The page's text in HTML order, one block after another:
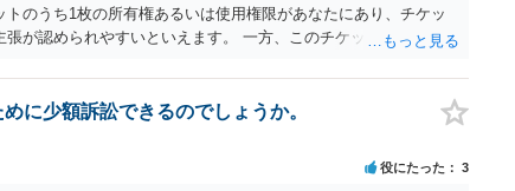
のうち1枚の所有権あるいは使用権限があなたにあり、チケッ
張が認められやすいといえます。 一方、このチケット購入には
行く」という結果の実現に重大な障害が発生しており、当然に
であり、むしろ返金すべきとするのが当事者の合理的意思に合
せになることは避けたいという心理が働くことも無理からぬと
のアリーナ席であれば隣り合わせにならずに済むかもしれません
に少額訴訟できるのでしょうか。
役にたった 3